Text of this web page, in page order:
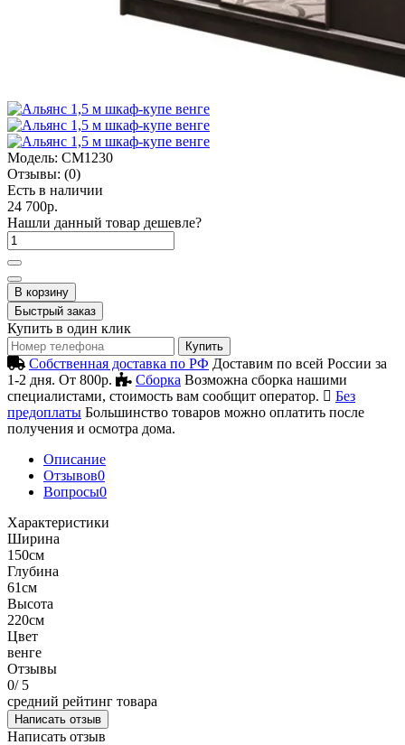
Модель: СМ1230
Отзывы: (0)
Есть в наличии
24 700р.
Нашли данный товар дешевле?
В корзину
Быстрый заказ
Купить в один клик
Купить
Собственная доставка по РФ Доставим по всей России за
1-2 дня. От 800р.
Сборка Возможна сборка нашими
специалистами, стоимость вам сообщит оператор.
Без
предоплаты Большинство товаров можно оплатить после
получения и осмотра дома.
Описание
Отзывов0
Вопросы0
Характеристики
Ширина
150см
Глубина
61см
Высота
220см
Цвет
венге
Отзывы
0/ 5
средний рейтинг товара
Написать отзыв
Написать отзыв